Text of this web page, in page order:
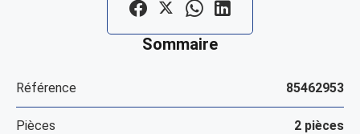
Sommaire
Référence 85462953
Pièces 2 pièces